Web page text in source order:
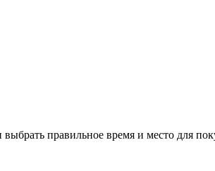
правильное время и место для